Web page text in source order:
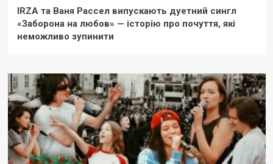
IRZA та Ваня Рассел випускають дуетний сингл
«Заборона на любов» — історію про почуття, які
неможливо зупинити